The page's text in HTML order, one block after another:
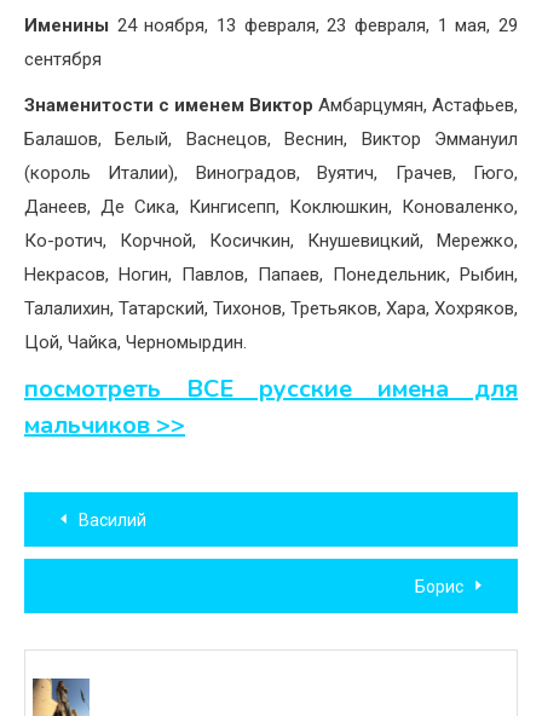
Именины 24 ноября, 13 февраля, 23 февраля, 1 мая, 29
сентября
Знаменитости с именем Виктор Амбарцумян, Астафьев,
Балашов, Белый, Васнецов, Веснин, Виктор Эммануил
(король Италии), Виноградов, Вуятич, Грачев, Гюго,
Данеев, Де Сика, Кингисепп, Коклюшкин, Коноваленко,
Ко-ротич, Корчной, Косичкин, Кнушевицкий, Мережко,
Некрасов, Ногин, Павлов, Папаев, Понедельник, Рыбин,
Талалихин, Татарский, Тихонов, Третьяков, Хара, Хохряков,
Цой, Чайка, Черномырдин.
посмотреть ВСЕ русские имена для
мальчиков >>
Навигация
по
записям
Василий
Борис